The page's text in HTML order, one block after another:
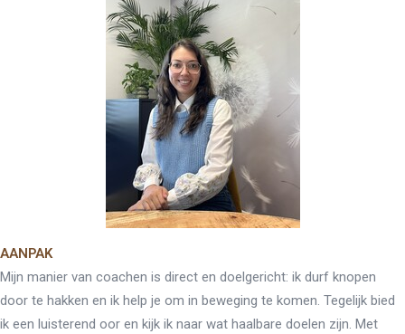
AANPAK
Mijn manier van coachen is direct en doelgericht: ik durf knopen
door te hakken en ik help je om in beweging te komen. Tegelijk bied
ik een luisterend oor en kijk ik naar wat haalbare doelen zijn. Met